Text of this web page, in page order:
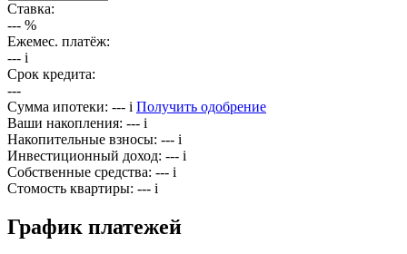
Ставка:
--- %
Ежемес. платёж:
--- i
Срок кредита:
---
Сумма ипотеки: --- i Получить одобрение
Ваши накопления: --- i
Накопительные взносы: --- i
Инвестиционный доход: --- i
Собственные средства: --- i
Стомость квартиры: --- i
График платежей